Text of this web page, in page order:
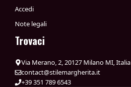
Accedi
Note legali
Trovaci
Via Merano, 2, 20127 Milano MI, Italia
contact@stilemargherita.it
+39 351 789 6543